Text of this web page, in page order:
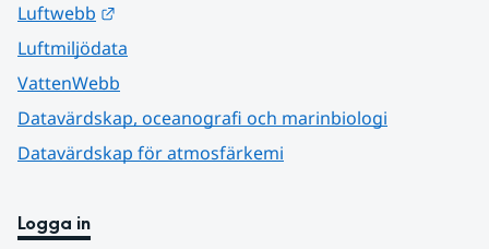
Luftwebb
Luftmiljödata
VattenWebb
Datavärdskap, oceanografi och marinbiologi
Datavärdskap för atmosfärkemi
Logga in